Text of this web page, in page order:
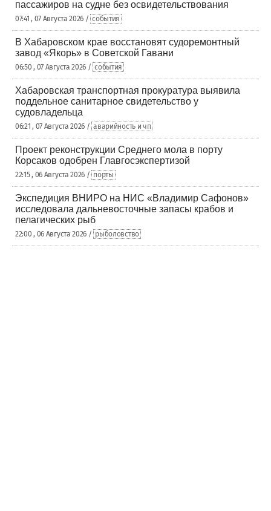
пассажиров на судне без освидетельствования
07:41 , 07 Августа 2026 / события
В Хабаровском крае восстановят судоремонтный
завод «Якорь» в Советской Гавани
06:50 , 07 Августа 2026 / события
Хабаровская транспортная прокуратура выявила
поддельное санитарное свидетельство у
судовладельца
06:21 , 07 Августа 2026 / аварийность и чп
Проект реконструкции Среднего мола в порту
Корсаков одобрен Главгосэкспертизой
22:15 , 06 Августа 2026 / порты
Экспедиция ВНИРО на НИС «Владимир Сафонов»
исследовала дальневосточные запасы крабов и
пелагических рыб
22:00 , 06 Августа 2026 / рыболовство